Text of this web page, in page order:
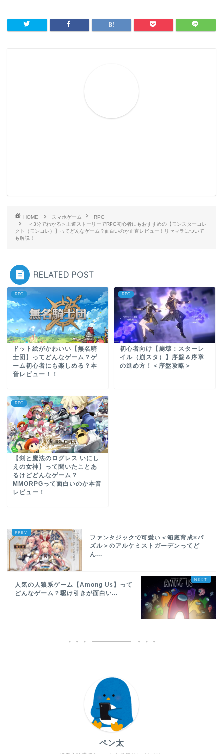
HOME スマホゲーム
RPG
＜3分でわかる＞王道ストーリーでRPG初心者にもおすすめの【モンスターコレ
クト（モンコレ）】ってどんなゲーム？面白いのか正直レビュー！リセマラについて
も解説！
RELATED POST
RPG
ドット絵がかわいい【無名騎
士団】ってどんなゲーム？ゲ
ーム初心者にも楽しめる？本
音レビュー！！
RPG
初心者向け【崩壊：スターレ
イル（崩スタ）】序盤＆序章
の進め方！＜序盤攻略＞
RPG
【剣と魔法のログレス いにし
えの女神】って聞いたことあ
るけどどんなゲーム？
MMORPGって面白いのか本音
レビュー！
ファンタジックで可愛い＜箱庭育成×パ
ズル＞のアルケミストガーデンってど
ん...
人気の人狼系ゲーム【Among Us】って
どんなゲーム？駆け引きが面白い...
ペン太